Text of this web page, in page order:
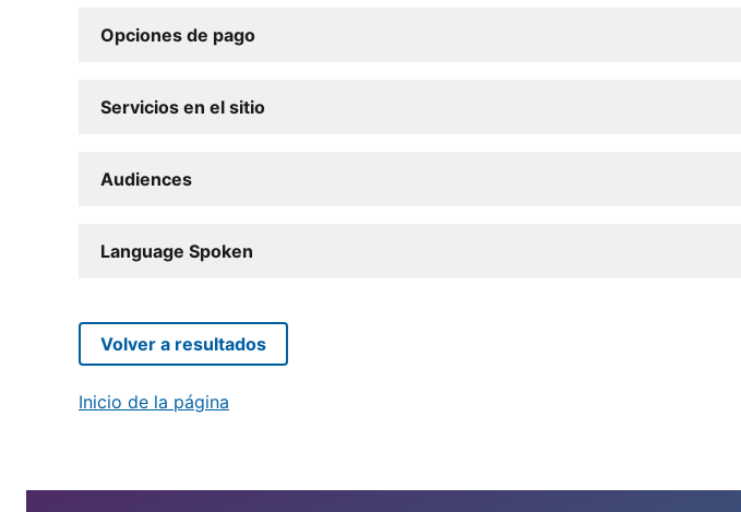
Opciones de pago
Servicios en el sitio
Audiences
Language Spoken
Volver a resultados
Inicio de la página